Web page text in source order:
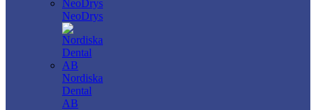
NeoDrys
Nordiska
Dental
AB